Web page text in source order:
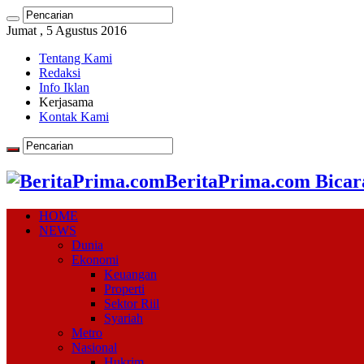
Jumat , 5 Agustus 2016
Tentang Kami
Redaksi
Info Iklan
Kerjasama
Kontak Kami
BeritaPrima.com
HOME
NEWS
Dunia
Ekonomi
Keuangan
Properti
Sektor Riil
Syariah
Metro
Nasional